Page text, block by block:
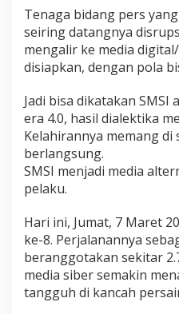
Tenaga bidang pers
seiring datangnya
mengalir ke media
disiapkan, dengan pola
Jadi bisa dikatakan SMSI
era 4.0, hasil dialektika
Kelahirannya memang di
berlangsung.
SMSI menjadi media
pelaku.
Hari ini, Jumat, 7 Maret
ke-8. Perjalanannya
beranggotakan sekitar
media siber semakin
tangguh di kancah